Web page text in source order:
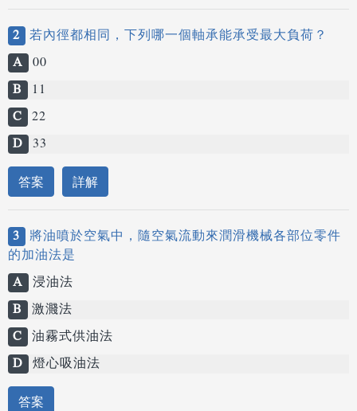
2 若內徑都相同，下列哪一個軸承能承受最大負荷？
A 00
B
11
C 22
D 33
答案 詳解
3 將油噴於空氣中，隨空氣流動來潤滑機械各部位零件
的加油法是
A 浸油法
B 激濺法
C 油霧式供油法
D 燈心吸油法
答案